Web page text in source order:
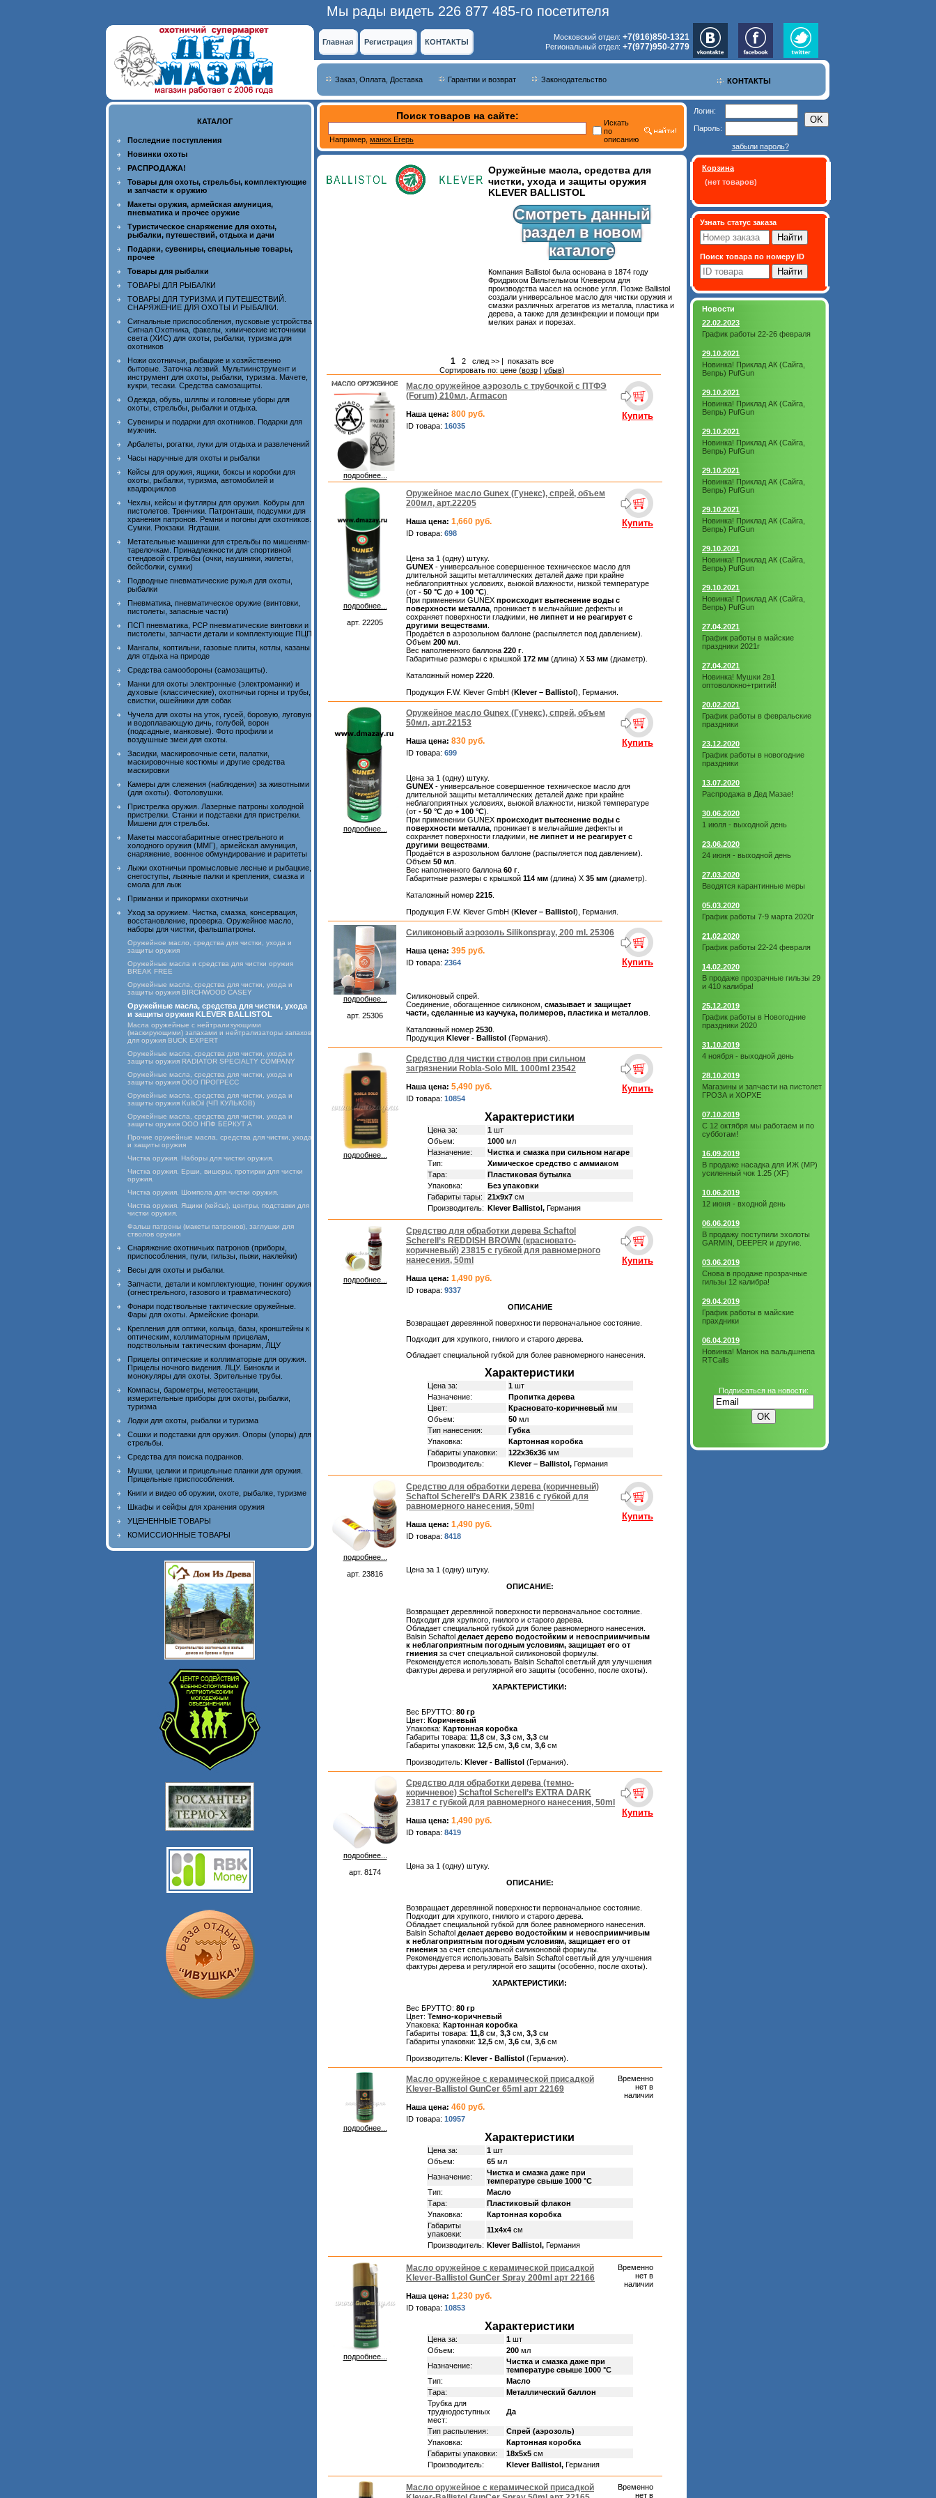
Мы рады видеть 226 877 485-го посетителя
Главная Регистрация КОНТАКТЫ
Московский отдел: +7(916)850-1321
Региональный отдел: +7(977)950-2779
КОНТАКТЫ
Заказ, Оплата, Доставка Гарантии и возврат Законодательство
КАТАЛОГ
Последние поступления
Новинки охоты
РАСПРОДАЖА!
Товары для охоты, стрельбы, комплектующие
и запчасти к оружию
Макеты оружия, армейская амуниция,
пневматика и прочее оружие
Туристическое снаряжение для охоты,
рыбалки, путешествий, отдыха и дачи
Подарки, сувениры, специальные товары,
прочее
Товары для рыбалки
ТОВАРЫ ДЛЯ РЫБАЛКИ
ТОВАРЫ ДЛЯ ТУРИЗМА И ПУТЕШЕСТВИЙ.
СНАРЯЖЕНИЕ ДЛЯ ОХОТЫ И РЫБАЛКИ.
Сигнальные приспособления, пусковые устройства
Сигнал Охотника, факелы, химические источники
света (ХИС) для охоты, рыбалки, туризма для
охотников
Ножи охотничьи, рыбацкие и хозяйственно
бытовые. Заточка лезвий. Мультиинструмент и
инструмент для охоты, рыбалки, туризма. Мачете,
кукри, тесаки. Средства самозащиты.
Одежда, обувь, шляпы и головные уборы для
охоты, стрельбы, рыбалки и отдыха.
Сувениры и подарки для охотников. Подарки для
мужчин.
Арбалеты, рогатки, луки для отдыха и развлечений
Часы наручные для охоты и рыбалки
Кейсы для оружия, ящики, боксы и коробки для
охоты, рыбалки, туризма, автомобилей и
квадроциклов
Чехлы, кейсы и футляры для оружия. Кобуры для
пистолетов. Тренчики. Патронташи, подсумки для
хранения патронов. Ремни и погоны для охотников.
Сумки. Рюкзаки. Ягдташи.
Метательные машинки для стрельбы по мишеням-
тарелочкам. Принадлежности для спортивной
стендовой стрельбы (очки, наушники, жилеты,
бейсболки, сумки)
Подводные пневматические ружья для охоты,
рыбалки
Пневматика, пневматическое оружие (винтовки,
пистолеты, запасные части)
ПСП пневматика, PCP пневматические винтовки и
пистолеты, запчасти детали и комплектующие ПЦП
Мангалы, коптильни, газовые плиты, котлы, казаны
для отдыха на природе
Средства самообороны (самозащиты).
Манки для охоты электронные (электроманки) и
духовые (классические), охотничьи горны и трубы,
свистки, ошейники для собак
Чучела для охоты на уток, гусей, боровую, луговую
и водоплавающую дичь, голубей, ворон
(подсадные, манковые). Фото профили и
воздушные змеи для охоты.
Засидки, маскировочные сети, палатки,
маскировочные костюмы и другие средства
маскировки
Камеры для слежения (наблюдения) за животными
(для охоты). Фотоловушки.
Пристрелка оружия. Лазерные патроны холодной
пристрелки. Станки и подставки для пристрелки.
Мишени для стрельбы.
Макеты массогабаритные огнестрельного и
холодного оружия (ММГ), армейская амуниция,
снаряжение, военное обмундирование и раритеты
Лыжи охотничьи промысловые лесные и рыбацкие,
снегоступы, лыжные палки и крепления, смазка и
смола для лыж
Приманки и прикормки охотничьи
Уход за оружием. Чистка, смазка, консервация,
восстановление, проверка. Оружейное масло,
наборы для чистки, фальшпатроны.
Оружейное масло, средства для чистки, ухода и
защиты оружия
Оружейные масла и средства для чистки оружия
BREAK FREE
Оружейные масла, средства для чистки, ухода и
защиты оружия BIRCHWOOD CASEY
Оружейные масла, средства для чистки, ухода
и защиты оружия KLEVER BALLISTOL
Масла оружейные с нейтрализующими
(маскирующими) запахами и нейтрализаторы запахов
для оружия BUCK EXPERT
Оружейные масла, средства для чистки, ухода и
защиты оружия RADIATOR SPECIALTY COMPANY
Оружейные масла, средства для чистки, ухода и
защиты оружия ООО ПРОГРЕСС
Оружейные масла, средства для чистки, ухода и
защиты оружия KulkOil (ЧП КУЛЬКОВ)
Оружейные масла, средства для чистки, ухода и
защиты оружия ООО НПФ БЕРКУТ А
Прочие оружейные масла, средства для чистки, ухода
и защиты оружия
Чистка оружия. Наборы для чистки оружия.
Чистка оружия. Ерши, вишеры, протирки для чистки
оружия.
Чистка оружия. Шомпола для чистки оружия.
Чистка оружия. Ящики (кейсы), центры, подставки для
чистки оружия.
Фальш патроны (макеты патронов), заглушки для
стволов оружия
Снаряжение охотничьих патронов (приборы,
приспособления, пули, гильзы, пыжи, наклейки)
Весы для охоты и рыбалки.
Запчасти, детали и комплектующие, тюнинг оружия
(огнестрельного, газового и травматического)
Фонари подствольные тактические оружейные.
Фары для охоты. Армейские фонари.
Крепления для оптики, кольца, базы, кронштейны к
оптическим, коллиматорным прицелам,
подствольным тактическим фонарям, ЛЦУ
Прицелы оптические и коллиматорые для оружия.
Прицелы ночного видения. ЛЦУ. Бинокли и
монокуляры для охоты. Зрительные трубы.
Компасы, барометры, метеостанции,
измерительные приборы для охоты, рыбалки,
туризма
Лодки для охоты, рыбалки и туризма
Сошки и подставки для оружия. Опоры (упоры) для
стрельбы.
Средства для поиска подранков.
Мушки, целики и прицельные планки для оружия.
Прицельные приспособления.
Книги и видео об оружии, охоте, рыбалке, туризме
Шкафы и сейфы для хранения оружия
УЦЕНЕННЫЕ ТОВАРЫ
КОМИССИОННЫЕ ТОВАРЫ
Поиск товаров на сайте:
Например, манок Егерь
Искать
по
описанию
Оружейные масла, средства для
чистки, ухода и защиты оружия
KLEVER BALLISTOL
Смотреть данный
раздел в новом
каталоге
Компания Ballistol была основана в 1874 году
Фридрихом Вильгельмом Клевером для
производства масел на основе угля. Позже Ballistol
создали универсальное масло для чистки оружия и
смазки различных агрегатов из металла, пластика и
дерева, а также для дезинфекции и помощи при
мелких ранах и порезах.
1 2 след >>| показать все
Сортировать по: цене (возр| убыв)
подробнее...
Масло оружейное аэрозоль с трубочкой с ПТФЭ
(Forum) 210мл, Armacon
Наша цена: 800 руб.
ID товара: 16035
Купить
подробнее...
арт. 22205
Оружейное масло Gunex (Гунекс), спрей, объем
200мл, арт.22205
Наша цена: 1,660 руб.
ID товара: 698
Купить
Цена за 1 (одну) штуку.
GUNEX - универсальное совершенное техническое масло для
длительной защиты металлических деталей даже при крайне
неблагоприятных условиях, выокой влажности, низкой температуре
(от - 50 °С до + 100 °С).
При применении GUNEX происходит вытеснение воды с
поверхности металла , проникает в мельчайшие дефекты и
сохраняет поверхности гладкими, не липнет и не реагирует с
другими веществами
Продаётся в аэрозольном баллоне (распыляется под давлением).
Объем 200 мл
Вес наполненного баллона 220 г
Габаритные размеры с крышкой 172 мм (длина) Х 53 мм (диаметр).
Каталожный номер 2220
Продукция F.W. Klever GmbH (Klever – Ballistol), Германия.
подробнее...
Оружейное масло Gunex (Гунекс), спрей, объем
50мл, арт.22153
Наша цена: 830 руб.
ID товара: 699
Купить
Цена за 1 (одну) штуку.
GUNEX - универсальное совершенное техническое масло для
длительной защиты металлических деталей даже при крайне
неблагоприятных условиях, выокой влажности, низкой температуре
(от - 50 °С до + 100 °С).
При применении GUNEX происходит вытеснение воды с
поверхности металла , проникает в мельчайшие дефекты и
сохраняет поверхности гладкими, не липнет и не реагирует с
другими веществами
Продаётся в аэрозольном баллоне (распыляется под давлением).
Объем 50 мл
Вес наполненного баллона 60 г
Габаритные размеры с крышкой 114 мм (длина) Х 35 мм (диаметр).
Каталожный номер 2215
Продукция F.W. Klever GmbH (Klever – Ballistol), Германия.
подробнее...
арт. 25306
Силиконовый аэрозоль Silikonspray, 200 ml. 25306
Наша цена: 395 руб.
ID товара: 2364 Купить
Силиконовый спрей.
Соединение, обогащенное силиконом, смазывает и защищает
части, сделанные из каучука, полимеров, пластика и металлов
Каталожный номер 2530
Продукция Klever - Ballistol (Германия).
подробнее...
Средство для чистки стволов при сильном
загрязнении Robla-Solo MIL 1000ml 23542
Наша цена: 5,490 руб.
ID товара: 10854
Купить
Характеристики
Цена за: 1 шт
Объем:
1000 мл
Назначение:
Чистка и смазка при сильном нагаре
Тип:
Химическое средство с аммиаком
Тара:
Пластиковая бутылка
Упаковка:
Без упаковки
Габариты тары:
21х9х7см
Производитель: Klever Ballistol, Германия
подробнее...
Средство для обработки дерева Schaftol
Scherell’s REDDISH BROWN (красновато-
коричневый) 23815 с губкой для равномерного
нанесения, 50ml
Наша цена: 1,490 руб.
ID товара: 9337
Купить
ОПИСАНИЕ
Возвращает деревянной поверхности первоначальное состояние.
Подходит для хрупкого, гнилого и старого дерева.
Обладает специальной губкой для более равномерного нанесения.
Характеристики
Цена за: 1 шт
Назначение:
Пропитка дерева
Цвет:
Красновато-коричневый мм
Объем:
50 мл
Тип нанесения:
Губка
Упаковка:
Картонная коробка
Габариты упаковки:
122х36х36мм
Производитель:
Klever – Ballistol,Германия
подробнее...
арт. 23816
Средство для обработки дерева (коричневый)
Schaftol Scherell’s DARK 23816 с губкой для
равномерного нанесения, 50ml
Наша цена: 1,490 руб.
ID товара: 8418
Купить
Цена за 1 (одну) штуку.
ОПИСАНИЕ:
Возвращает деревянной поверхности первоначальное состояние.
Подходит для хрупкого, гнилого и старого дерева.
Обладает специальной губкой для более равномерного нанесения.
Balsin Schaftol делает дерево водостойким и невосприимчивым
к неблагоприятным погодным условиям, защищает его от
гниения за счет специальной силиконовой формулы.
Рекомендуется использовать Balsin Schaftol светлый для улучшения
фактуры дерева и регулярной его защиты (особенно, после охоты).
ХАРАКТЕРИСТИКИ:
Вес БРУТТО: 80 гр
Цвет: Коричневый
Упаковка: Картонная коробка
Габариты товара: 11,8 см, 3,3 см, 3,3 см
Габариты упаковки: 12,5 см, 3,6 см, 3,6 см
Производитель: Klever - Ballistol (Германия).
подробнее...
арт. 8174
Средство для обработки дерева (темно-
коричневое) Schaftol Scherell’s EXTRA DARK
23817 с губкой для равномерного нанесения, 50ml
Наша цена: 1,490 руб.
ID товара: 8419
Купить
Цена за 1 (одну) штуку.
ОПИСАНИЕ:
Возвращает деревянной поверхности первоначальное состояние.
Подходит для хрупкого, гнилого и старого дерева.
Обладает специальной губкой для более равномерного нанесения.
Balsin Schaftol делает дерево водостойким и невосприимчивым
к неблагоприятным погодным условиям, защищает его от
гниения за счет специальной силиконовой формулы.
Рекомендуется использовать Balsin Schaftol светлый для улучшения
фактуры дерева и регулярной его защиты (особенно, после охоты).
ХАРАКТЕРИСТИКИ:
Вес БРУТТО: 80 гр
Цвет: Темно-коричневый
Упаковка: Картонная коробка
Габариты товара: 11,8 см, 3,3 см, 3,3 см
Габариты упаковки: 12,5 см, 3,6 см, 3,6 см
Производитель: Klever - Ballistol (Германия).
подробнее...
Масло оружейное с керамической присадкой
Klever-Ballistol GunCer 65ml арт 22169
Наша цена: 460 руб.
ID товара: 10957
Временно
нет в
наличии
Характеристики
Цена за: 1 шт
Объем:
65 мл
Назначение:
Чистка и смазка даже при
температуре свыше 1000 °С
Тип:
Масло
Тара:
Пластиковый флакон
Упаковка:
Картонная коробка
Габариты
упаковки:
11х4х4см
Производитель: Klever Ballistol, Германия
подробнее...
Масло оружейное с керамической присадкой
Klever-Ballistol GunCer Spray 200ml арт 22166
Наша цена: 1,230 руб.
ID товара: 10853
Временно
нет в
наличии
Характеристики
Цена за: 1 шт
Объем:
200 мл
Назначение:
Чистка и смазка даже при
температуре свыше 1000 °С
Тип:
Масло
Тара:
Металлический баллон
Трубка для
труднодоступных
мест:
Да
Тип распыления:
Спрей (аэрозоль)
Упаковка:
Картонная коробка
Габариты упаковки:
18х5х5см
Производитель:
Klever Ballistol, Германия
Масло оружейное с керамической присадкой
Временно
нет в
Логин:
Пароль:
забыли пароль?
Корзина
(нет товаров)
Узнать статус заказа
Поиск товара по номеру ID
Новости
22.02.2023
График работы 22-26 февраля
29.10.2021
Новинка! Приклад АК (Сайга,
Вепрь) PufGun
29.10.2021
Новинка! Приклад АК (Сайга,
Вепрь) PufGun
29.10.2021
Новинка! Приклад АК (Сайга,
Вепрь) PufGun
29.10.2021
Новинка! Приклад АК (Сайга,
Вепрь) PufGun
29.10.2021
Новинка! Приклад АК (Сайга,
Вепрь) PufGun
29.10.2021
Новинка! Приклад АК (Сайга,
Вепрь) PufGun
29.10.2021
Новинка! Приклад АК (Сайга,
Вепрь) PufGun
27.04.2021
График работы в майские
праздники 2021г
27.04.2021
Новинка! Мушки 2в1
оптоволокно+тритий!
20.02.2021
График работы в февральские
праздники
23.12.2020
График работы в новогодние
праздники
13.07.2020
Распродажа в Дед Мазае!
30.06.2020
1 июля - выходной день
23.06.2020
24 июня - выходной день
27.03.2020
Вводятся карантинные меры
05.03.2020
График работы 7-9 марта 2020г
21.02.2020
График работы 22-24 февраля
14.02.2020
В продаже прозрачные гильзы 29
и 410 калибра!
25.12.2019
График работы в Новогодние
праздники 2020
31.10.2019
4 ноября - выходной день
28.10.2019
Магазины и запчасти на пистолет
ГРОЗА и ХОРХЕ
07.10.2019
С 12 октября мы работаем и по
субботам!
16.09.2019
В продаже насадка для ИЖ (МР)
усиленный чок 1.25 (XF)
10.06.2019
12 июня - входной день
06.06.2019
В продажу поступили эхолоты
GARMIN, DEEPER и другие.
03.06.2019
Снова в продаже прозрачные
гильзы 12 калибра!
29.04.2019
График работы в майские
прахдники
06.04.2019
Новинка! Манок на вальдшнепа
RTCalls
Подписаться на новости: